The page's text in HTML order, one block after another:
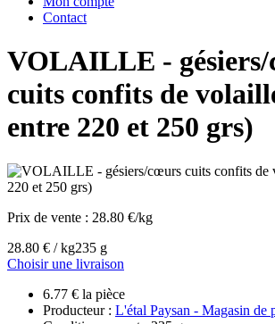
Contact
VOLAILLE -
cuits confits de
entre 220 et 250 grs)
Prix de vente : 28.80 €/kg
28.80 € / kg235 g
Choisir une livraison
6.77 € la pièce
Producteur : L'étal Paysan - Magasin de